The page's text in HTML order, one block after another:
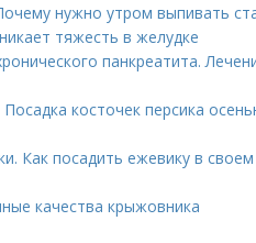
нужно утром выпивать
тяжесть в желудке
панкреатита.
косточек персика
Как посадить ежевику в
качества крыжовника